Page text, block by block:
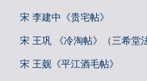
宋 李建中《贵宅帖》
宋 王巩 《冷淘帖》（三希堂
宋 王觌《平江酒毛帖》